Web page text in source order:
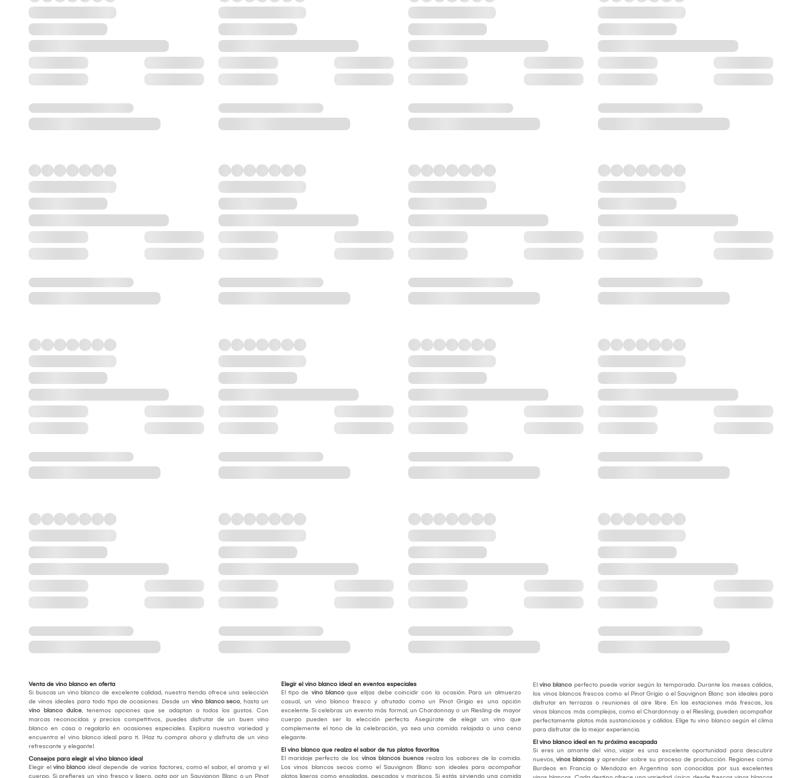
Venta de vino blanco en oferta
Si buscas un vino blanco de excelente calidad, nuestra tienda ofrece una selección
de vinos ideales para todo tipo de ocasiones. Desde un vino blanco seco, hasta un
vino blanco dulce, tenemos opciones que se adaptan a todos los gustos. Con
marcas reconocidas y precios competitivos, puedes disfrutar de un buen vino
blanco en casa o regalarlo en ocasiones especiales. Explora nuestra variedad y
encuentra el vino blanco ideal para ti. ¡Haz tu compra ahora y disfruta de un vino
refrescante y elegante!
Consejos para elegir el vino blanco ideal
Elegir el vino blanco ideal depende de varios factores, como el sabor, el aroma y el
cuerpo. Si prefieres un vino fresco y ligero, opta por un Sauvignon Blanc o un Pinot
Elegir el vino blanco ideal en eventos especiales
El tipo de vino blancoque elijas debe coincidir con la ocasión. Para un almuerzo
casual, un vino blanco fresco y afrutado como un Pinot Grigio es una opción
excelente. Si celebras un evento más formal, un Chardonnay o un Riesling de mayor
cuerpo pueden ser la elección perfecta. Asegúrate de elegir un vino que
complemente el tono de la celebración, ya sea una comida relajada o una cena
elegante.
El vino blanco que realza el sabor de tus platos favoritos
El maridaje perfecto de los vinos blancos buenosrealza los sabores de la comida.
Los vinos blancos secos como el Sauvignon Blanc son ideales para acompañar
platos ligeros como ensaladas, pescados y mariscos. Si estás sirviendo una comida
Elvino blanco perfecto puede variar según la temporada. Durante los meses cálidos,
los vinos blancos frescos como el Pinot Grigio o el Sauvignon Blanc son ideales para
disfrutar en terrazas o reuniones al aire libre. En las estaciones más frescas, los
vinos blancos más complejos, como el Chardonnay o el Riesling, pueden acompañar
perfectamente platos más sustanciosos y cálidos. Elige tu vino blanco según el clima
para disfrutar de la mejor experiencia.
El vino blanco ideal en tu próxima escapada
Si eres un amante del vino, viajar es una excelente oportunidad para descubrir
nuevos,vinos blancos y aprender sobre su proceso de producción. Regiones como
Burdeos en Francia o Mendoza en Argentina son conocidas por sus excelentes